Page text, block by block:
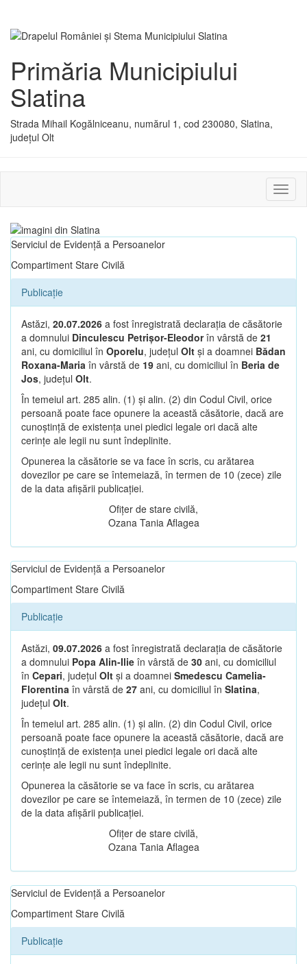
Primăria Municipiului
Slatina
Strada Mihail Kogălniceanu, numărul 1, cod 230080, Slatina,
județul Olt
sau
Serviciul de Evidență a Persoanelor
Compartiment Stare Civilă
Publicație
Astăzi, 20.07.2026 a fost înregistrată declarația de căsătorie
a domnului Dinculescu Petrișor-Eleodorîn vârstă de 21
ani, cu domiciliul în Oporelu, județul Olt și a doamnei Bădan
Roxana-Maria în vârstă de 19 ani, cu domiciliul în Beria de
Jos, județul Olt.
În temeiul art. 285 alin. (1) și alin. (2) din Codul Civil, orice
persoană poate face opunere la această căsătorie, dacă are
cunoștință de existența unei piedici legale ori dacă alte
cerințe ale legii nu sunt îndeplinite.
Opunerea la căsătorie se va face în scris, cu arătarea
dovezilor pe care se întemeiază, în termen de 10 (zece) zile
de la data afișării publicației.
Ofițer de stare civilă,
Ozana Tania Aflagea
Serviciul de Evidență a Persoanelor
Compartiment Stare Civilă
Publicație
Astăzi, 09.07.2026 a fost înregistrată declarația de căsătorie
a domnului Popa Alin-Ilie în vârstă de 30 ani, cu domiciliul
în Cepari, județul Olt și a doamnei Smedescu Camelia-
Florentina în vârstă de 27 ani, cu domiciliul în Slatina,
județul Olt.
În temeiul art. 285 alin. (1) și alin. (2) din Codul Civil, orice
persoană poate face opunere la această căsătorie, dacă are
cunoștință de existența unei piedici legale ori dacă alte
cerințe ale legii nu sunt îndeplinite.
Opunerea la căsătorie se va face în scris, cu arătarea
dovezilor pe care se întemeiază, în termen de 10 (zece) zile
de la data afișării publicației.
Ofițer de stare civilă,
Ozana Tania Aflagea
Serviciul de Evidență a Persoanelor
Compartiment Stare Civilă
Publicație